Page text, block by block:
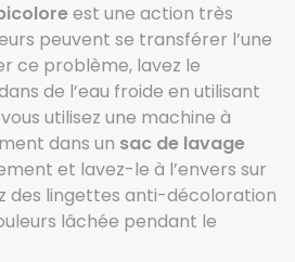
est une action très
peuvent se transférer l’une
ce problème, lavez le
de l’eau froide en utilisant
utilisez une machine à
dans un sac de lavage
et lavez-le à l’envers sur
des lingettes anti-décoloration
lâchée pendant le